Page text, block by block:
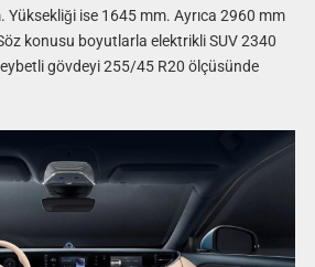
Yüksekliği ise 1645 mm. Ayrıca 2960 mm
konusu boyutlarla elektrikli SUV 2340
gövdeyi 255/45 R20 ölçüsünde